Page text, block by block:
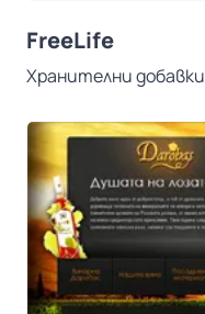
FreeLife
Хранителни добавки